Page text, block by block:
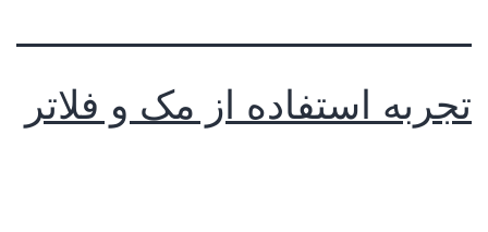
تجربه استفاده از مک و فلاتر